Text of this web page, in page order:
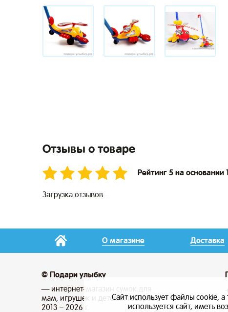
Отзывы о товаре
Рейтинг 5 на основании
Загрузка отзывов...
О магазине Доставка
© Подари улыбку
— интернет-магазин сумок для
мам, игрушек и детских товаров
2013 – 2026 г.
Сайт использует файлы cookie,
используется сайт, иметь